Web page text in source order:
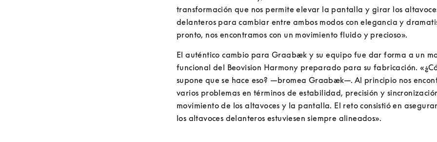
transformación que nos permite elevar la pantalla y girar los
delanteros para cambiar entre ambos modos con elegancia y
pronto, nos encontramos con un movimiento fluido y precioso».
El auténtico cambio para Graabæk y su equipo fue dar forma a un
funcional del Beovision Harmony preparado para su fabricación.
supone que se hace eso? —bromea Graabæk—. Al principio nos
varios problemas en términos de estabilidad, precisión y
movimiento de los altavoces y la pantalla. El reto consistió en
los altavoces delanteros estuviesen siempre alineados».